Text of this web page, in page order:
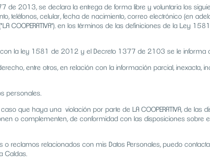
2013, se declara la entrega de forma libre y voluntaria los
teléfonos, celular, fecha de nacimiento, correo electrónico (en
COOPERATIVA"). en los términos de las definiciones de la Ley
la ley 1581 de 2012 y el Decreto 1377 de 2103 se le informa
entre otros, en relación con la información parcial, inexacta,
personales.
que haya una violación por parte de LA COOPERATIVA, de las
o complementen, de conformidad con las disposiciones sobre
reclamos relacionados con mis Datos Personales, puedo
Caldas.